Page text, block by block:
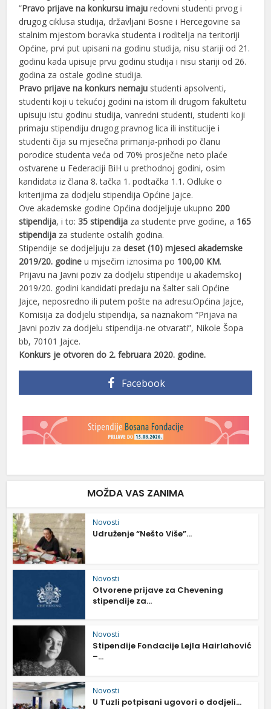
”Pravo prijave na konkursu imaju redovni studenti prvog i
drugog ciklusa studija, državljani Bosne i Hercegovine sa
stalnim mjestom boravka studenta i roditelja na teritoriji
Općine, prvi put upisani na godinu studija, nisu stariji od 21.
godinu kada upisuje prvu godinu studija i nisu stariji od 26.
godina za ostale godine studija.
Pravo prijave na konkurs nemaju studenti apsolventi,
studenti koji u tekućoj godini na istom ili drugom fakultetu
upisuju istu godinu studija, vanredni studenti, studenti koji
primaju stipendiju drugog pravnog lica ili institucije i
studenti čija su mjesečna primanja-prihodi po članu
porodice studenta veća od 70% prosječne neto plaće
ostvarene u Federaciji BiH u prethodnoj godini, osim
kandidata iz člana 8. tačka 1. podtačka 1.1. Odluke o
kriterijima za dodjelu stipendija Općine Jajce.
Ove akademske godine Općina dodjeljuje ukupno 200
stipendija, i to:35 stipendija za studente prve godine, a 165
stipendija za studente ostalih godina.
Stipendije se dodjeljuju zadeset (10) mjeseci akademske
2019/20. godine u mjsečim iznosima po 100,00 KM.
Prijavu na Javni poziv za dodjelu stipendije u akademskoj
2019/20. godini kandidati predaju na šalter sali Općine
Jajce, neposredno ili putem pošte na adresu:Općina Jajce,
Komisija za dodjelu stipendija, sa naznakom “Prijava na
Javni poziv za dodjelu stipendija-ne otvarati”, Nikole Šopa
bb, 70101 Jajce.
Konkurs je otvoren do 2. februara 2020. godine.
Facebook
MOŽDA VAS ZANIMA
Novosti
Udruženje “Nešto Više”...
Novosti
Otvorene prijave za Chevening
stipendije za...
Novosti
Stipendije Fondacije Lejla Hairlahović
–...
Novosti
U Tuzli potpisani ugovori o dodjeli...